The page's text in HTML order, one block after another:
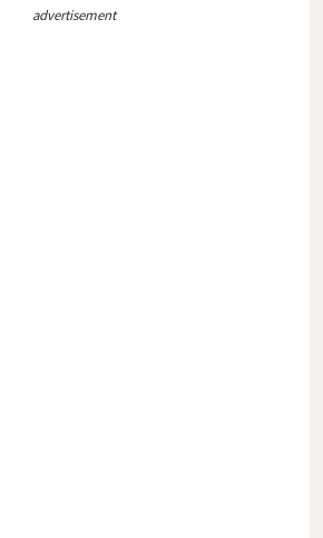
advertisement